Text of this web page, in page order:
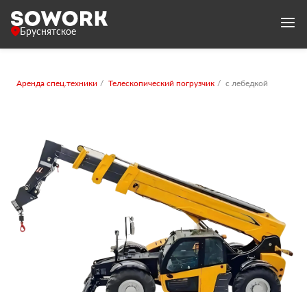
Бруснятское
Аренда спец.техники Телескопический погрузчик с лебедкой